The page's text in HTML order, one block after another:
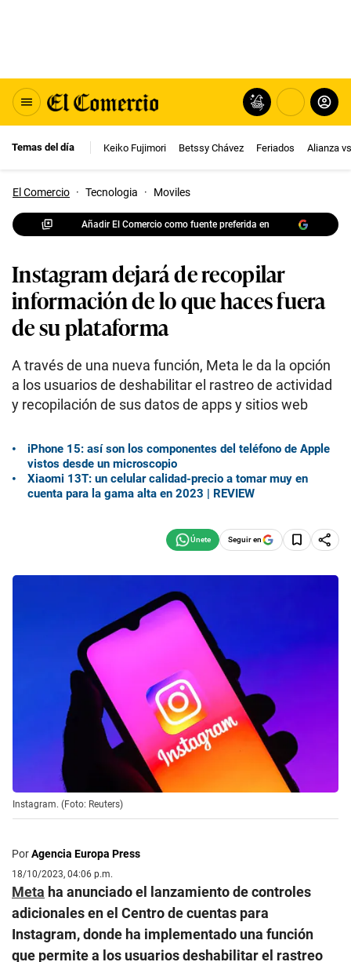
Temas del día Keiko Fujimori Betssy Chávez Feriados Alianza
El Comercio · Tecnologia · Moviles
Añadir El Comercio como fuente preferida en
Instagram dejará de recopilar
información de lo que haces fuera
de su plataforma
A través de una nueva función, Meta le da la opción
a los usuarios de deshabilitar el rastreo de actividad
y recopilación de sus datos de apps y sitios web
iPhone 15: así son los componentes del teléfono de Apple
vistos desde un microscopio
Xiaomi 13T: un celular calidad-precio a tomar muy en
cuenta para la gama alta en 2023 | REVIEW
Seguir en
Instagram. (Foto: Reuters)
PorAgencia Europa Press
18/10/2023, 04:06 p.m.
Meta ha anunciado el lanzamiento de controles
adicionales en el Centro de cuentas para
Instagram, donde ha implementado una función
que permite a los usuarios deshabilitar el rastreo